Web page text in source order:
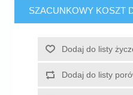
SZACUNKOWY KOSZT
Dodaj do listy
Dodaj do listy